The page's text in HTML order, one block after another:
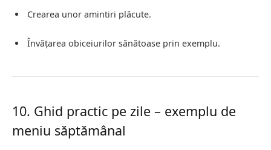
Crearea unor amintiri plăcute.
Învățarea obiceiurilor sănătoase prin exemplu.
10. Ghid practic pe zile – exemplu de
meniu săptămânal